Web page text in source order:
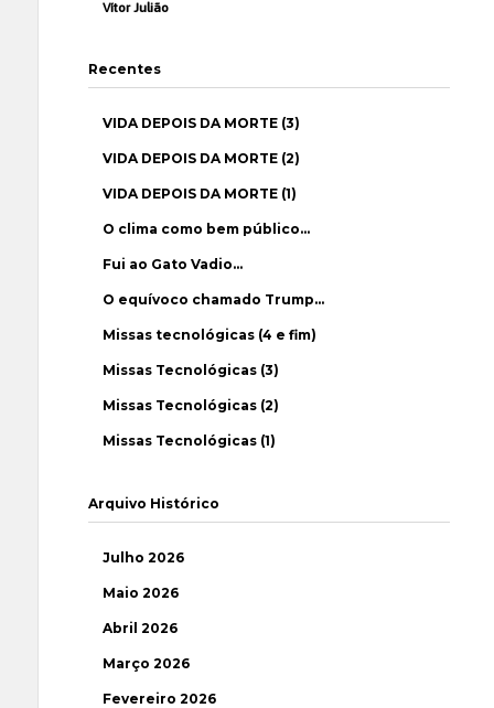
Vítor Julião
Recentes
VIDA DEPOIS DA MORTE (3)
VIDA DEPOIS DA MORTE (2)
VIDA DEPOIS DA MORTE (1)
O clima como bem público…
Fui ao Gato Vadio…
O equívoco chamado Trump…
Missas tecnológicas (4 e fim)
Missas Tecnológicas (3)
Missas Tecnológicas (2)
Missas Tecnológicas (1)
Arquivo Histórico
Julho 2026
Maio 2026
Abril 2026
Março 2026
Fevereiro 2026